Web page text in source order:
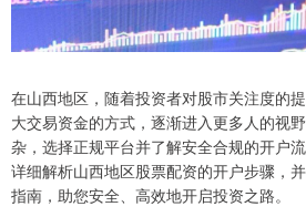
在山西地区，随着投资者对股市关注度的
大交易资金的方式，逐渐进入更多人的视
杂，选择正规平台并了解安全合规的开户
详细解析山西地区股票配资的开户步骤，
指南，助您安全、高效地开启投资之路。